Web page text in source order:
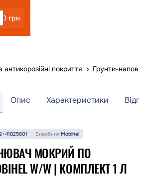
0 грн
антикорозійні покриття Грунти-
Опис Характеристики
Виробник:Mobihel
МОКРИЙ ПО
W/W | КОМПЛЕКТ 1 Л